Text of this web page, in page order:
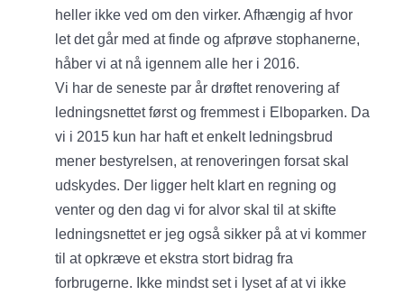
heller ikke ved om den virker. Afhængig af hvor
let det går med at finde og afprøve stophanerne,
håber vi at nå igennem alle her i 2016.
Vi har de seneste par år drøftet renovering af
ledningsnettet først og fremmest i Elboparken. Da
vi i 2015 kun har haft et enkelt ledningsbrud
mener bestyrelsen, at renoveringen forsat skal
udskydes. Der ligger helt klart en regning og
venter og den dag vi for alvor skal til at skifte
ledningsnettet er jeg også sikker på at vi kommer
til at opkræve et ekstra stort bidrag fra
forbrugerne. Ikke mindst set i lyset af at vi ikke